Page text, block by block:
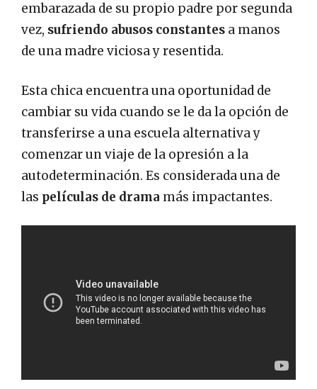
embarazada de su propio padre por segunda
vez, sufriendo abusos constantes a manos
de una madre viciosa y resentida.
Esta chica encuentra una oportunidad de
cambiar su vida cuando se le da la opción de
transferirse a una escuela alternativa y
comenzar un viaje de la opresión a la
autodeterminación. Es considerada una de
las películas de drama más impactantes.